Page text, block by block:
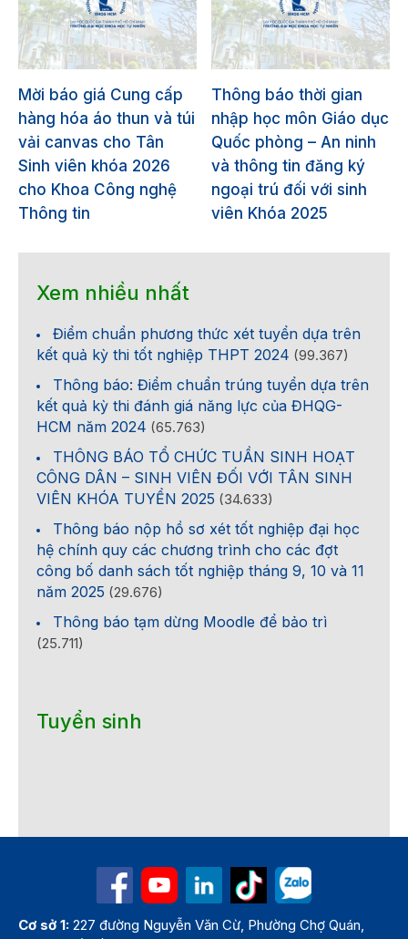
Mời báo giá Cung cấp
hàng hóa áo thun và túi
vải canvas cho Tân
Sinh viên khóa 2026
cho Khoa Công nghệ
Thông tin
Thông báo thời gian
nhập học môn Giáo dục
Quốc phòng – An ninh
và thông tin đăng ký
ngoại trú đối với sinh
viên Khóa 2025
Xem nhiều nhất
Điểm chuẩn phương thức xét tuyển dựa trên
kết quả kỳ thi tốt nghiệp THPT 2024 (99.367)
Thông báo: Điểm chuẩn trúng tuyển dựa trên
kết quả kỳ thi đánh giá năng lực của ĐHQG-
HCM năm 2024 (65.763)
THÔNG BÁO TỔ CHỨC TUẦN SINH HOẠT
CÔNG DÂN – SINH VIÊN ĐỐI VỚI TÂN SINH
VIÊN KHÓA TUYỂN 2025 (34.633)
Thông báo nộp hồ sơ xét tốt nghiệp đại học
hệ chính quy các chương trình cho các đợt
công bố danh sách tốt nghiệp tháng 9, 10 và 11
năm 2025 (29.676)
Thông báo tạm dừng Moodle để bảo trì
(25.711)
Tuyển sinh
Cơ sở 1: 227 đường Nguyễn Văn Cừ, Phường Chợ Quán,